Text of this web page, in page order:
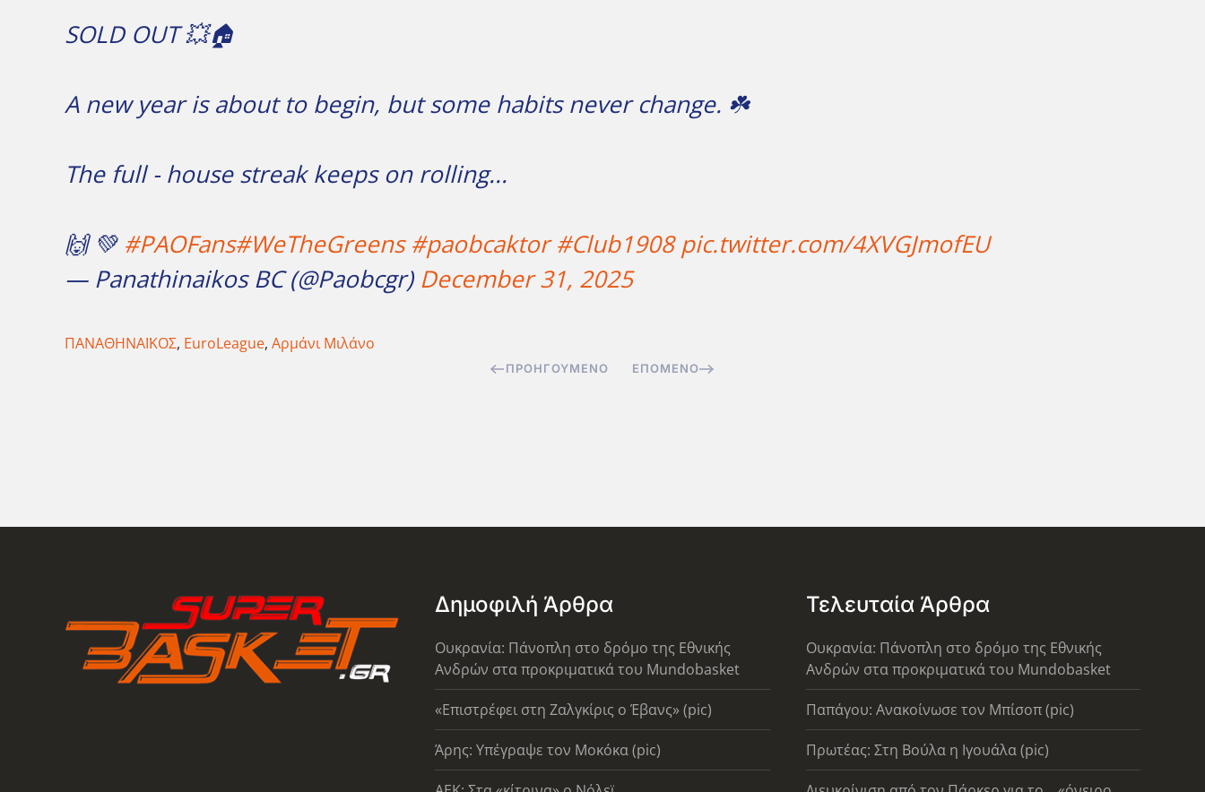
SOLD OUT 💥🏠
A new year is about to begin, but some habits never change. ☘️
The full - house streak keeps on rolling...
🙌 💚 #PAOFans#WeTheGreens #paobcaktor #Club1908 pic.twitter.com/4XVGJmofEU
— Panathinaikos BC (@Paobcgr) December 31, 2025
ΠΑΝΑΘΗΝΑΪΚΟΣ, EuroLeague, Αρμάνι Μιλάνο
ΠΡΟΗΓΟΎΜΕΝΟ ΕΠΌΜΕΝΟ
Δημοφιλή Άρθρα
Ουκρανία: Πάνοπλη στο δρόμο της Εθνικής
Ανδρών στα προκριματικά του Mundobasket
«Επιστρέφει στη Ζαλγκίρις ο Έβανς» (pic)
Άρης: Υπέγραψε τον Μοκόκα (pic)
Τελευταία Άρθρα
Ουκρανία: Πάνοπλη στο δρόμο της Εθνικής
Ανδρών στα προκριματικά του Mundobasket
Παπάγου: Ανακοίνωσε τον Μπίσοπ (pic)
Πρωτέας: Στη Βούλα η Ιγουάλα (pic)